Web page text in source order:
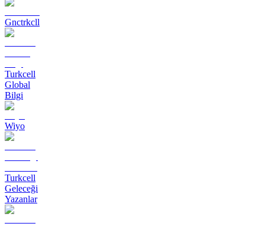
Gnctrkcll
Turkcell
Global
Bilgi
Wiyo
Turkcell
Geleceği
Yazanlar